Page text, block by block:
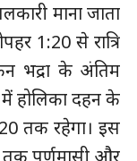
माना जाता
1:20 से रात्रि
भद्रा के अंतिम
में होलिका दहन के
तक रहेगा। इस
तक पूर्णमासी और